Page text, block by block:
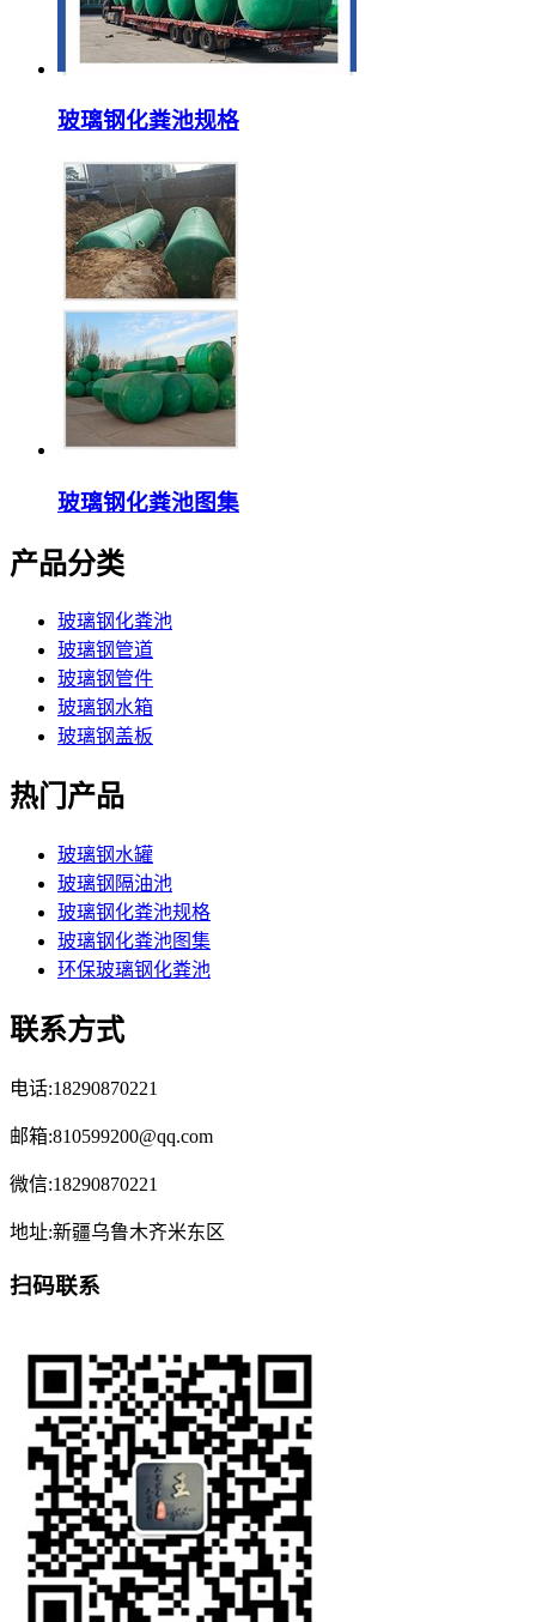
玻璃钢化粪池规格
玻璃钢化粪池图集
产品分类
玻璃钢化粪池
玻璃钢管道
玻璃钢管件
玻璃钢水箱
玻璃钢盖板
热门产品
玻璃钢水罐
玻璃钢隔油池
玻璃钢化粪池规格
玻璃钢化粪池图集
环保玻璃钢化粪池
联系方式
电话:18290870221
邮箱:810599200@qq.com
微信:18290870221
地址:新疆乌鲁木齐米东区
扫码联系